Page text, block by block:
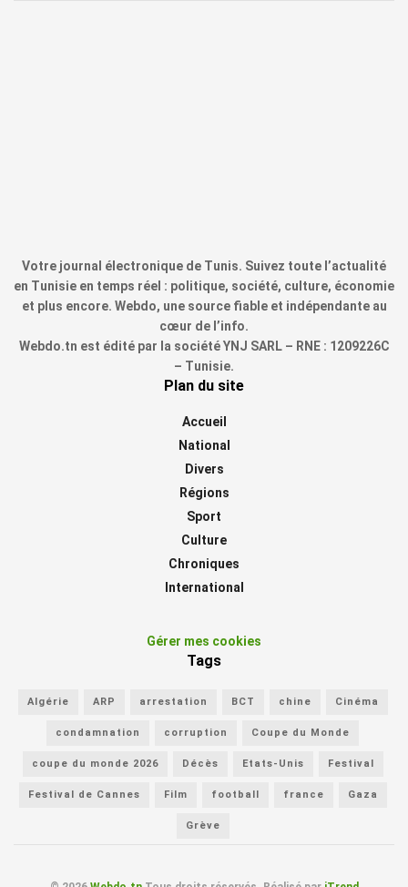
Votre journal électronique de Tunis. Suivez toute l’actualité
en Tunisie en temps réel : politique, société, culture, économie
et plus encore. Webdo, une source fiable et indépendante au
cœur de l’info.
Webdo.tn est édité par la société YNJ SARL – RNE : 1209226C
– Tunisie.
Plan du site
Accueil
National
Divers
Régions
Sport
Culture
Chroniques
International
Gérer mes cookies
Tags
Algérie ARP arrestation BCT chine Cinéma
condamnation corruption Coupe du Monde
coupe du monde 2026 Décès Etats-Unis Festival
Festival de Cannes Film football france Gaza
Grève